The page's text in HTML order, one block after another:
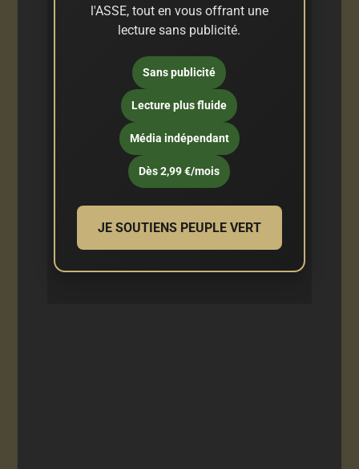
l'ASSE, tout en vous offrant une
lecture sans publicité.
Sans publicité
Lecture plus fluide
Média indépendant
Dès 2,99 €/mois
JE SOUTIENS PEUPLE VERT